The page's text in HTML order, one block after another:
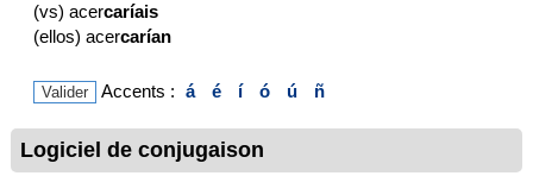
(vs) acercaríais
(ellos) acercarían
Accents : á é í ó ú ñ
Logiciel de conjugaison